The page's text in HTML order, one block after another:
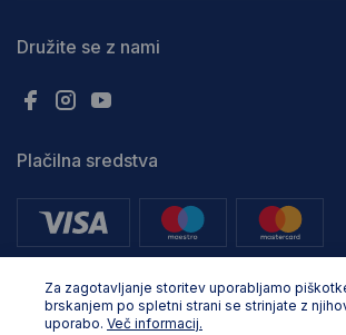
Za zagotavljanje storitev uporabljamo
brskanjem po spletni strani se strinjate z
uporabo. Več informacij.
Družite se z nami
Plačilna sredstva
Vse pravice pridržane. © Adria Profix d.o.o.. 2024,